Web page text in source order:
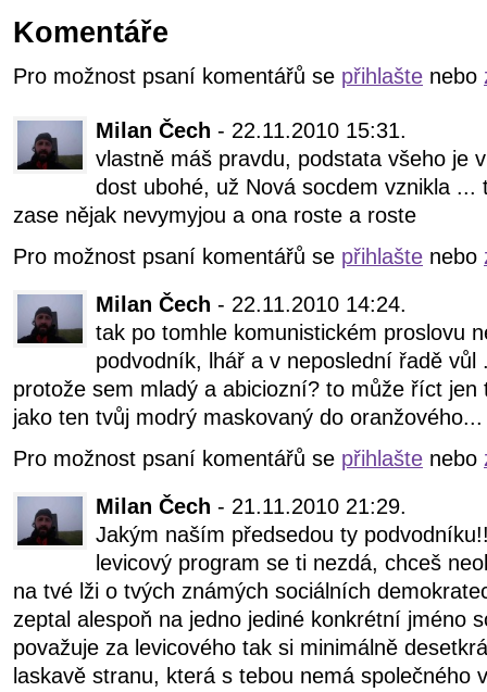
Komentáře
Pro možnost psaní komentářů se přihlašte nebo
Milan Čech - 22.11.2010 15:31.
vlastně máš pravdu, podstata všeho je
dost ubohé, už Nová socdem vznikla
zase nějak nevymyjou a ona roste a roste
Pro možnost psaní komentářů se přihlašte nebo
Milan Čech - 22.11.2010 14:24.
tak po tomhle komunistickém proslovu
podvodník, lhář a v neposlední řadě vůl
protože sem mladý a abiciozní? to může říct jen
jako ten tvůj modrý maskovaný do oranžového...
Pro možnost psaní komentářů se přihlašte nebo
Milan Čech - 21.11.2010 21:29.
Jakým naším předsedou ty
levicový program se ti nezdá, chceš
na tvé lži o tvých známých sociálních
zeptal alespoň na jedno jediné konkrétní jméno
považuje za levicového tak si minimálně
laskavě stranu, která s tebou nemá společného